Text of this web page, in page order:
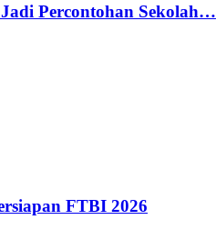
Percontohan Sekolah…
FTBI 2026